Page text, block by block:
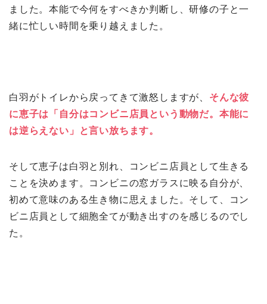
ました。本能で今何をすべきか判断し、研修の子と一
緒に忙しい時間を乗り越えました。
白羽がトイレから戻ってきて激怒しますが、 そんな彼
に恵子は「自分はコンビニ店員という動物だ。本能に
は逆らえない」と言い放ちます。
そして恵子は白羽と別れ、コンビニ店員として生きる
ことを決めます。コンビニの窓ガラスに映る自分が、
初めて意味のある生き物に思えました。そして、コン
ビニ店員として細胞全てが動き出すのを感じるのでし
た。